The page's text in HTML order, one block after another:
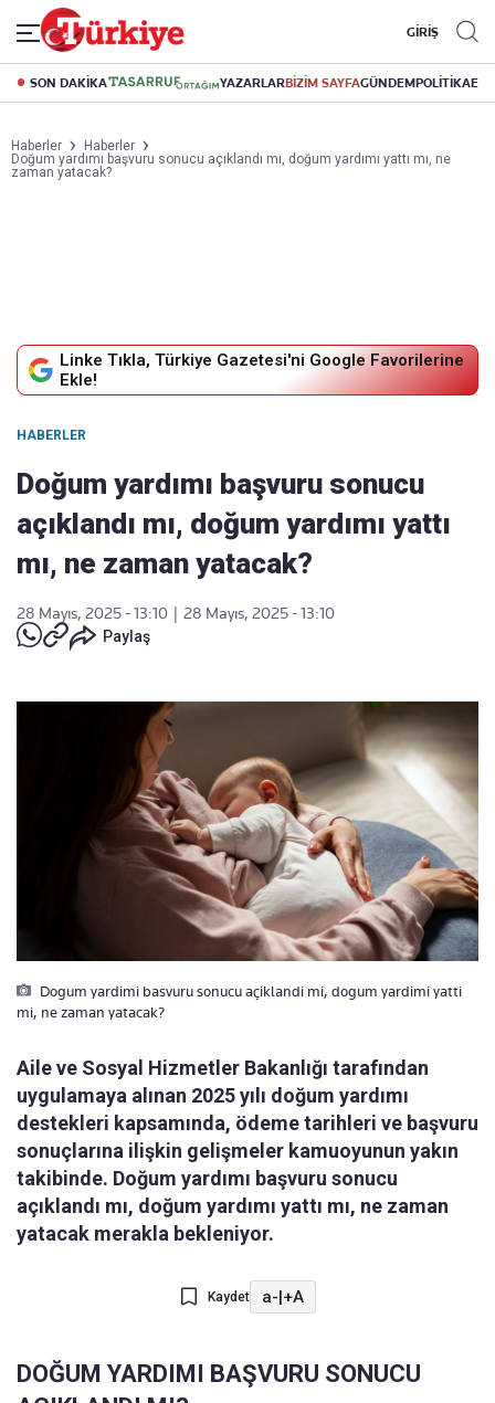
GİRİŞ
SON DAKİKA YAZARLARBİZİM SAYFAGÜNDEMPOLİTİKA
Haberler
Haberler
Doğum yardımı başvuru sonucu açıklandı mı, doğum yardımı yattı mı, ne
zaman yatacak?
Linke Tıkla, Türkiye Gazetesi'ni Google Favorilerine
Ekle!
HABERLER
Doğum yardımı başvuru sonucu
açıklandı mı, doğum yardımı yattı
mı, ne zaman yatacak?
28 Mayıs, 2025 - 13:10
28 Mayıs, 2025 - 13:10
Paylaş
Dogum yardimi basvuru sonucu açiklandi mi, dogum yardimi yatti
mi, ne zaman yatacak?
Aile ve Sosyal Hizmetler Bakanlığı tarafından
uygulamaya alınan 2025 yılı doğum yardımı
destekleri kapsamında, ödeme tarihleri ve başvuru
sonuçlarına ilişkin gelişmeler kamuoyunun yakın
takibinde. Doğum yardımı başvuru sonucu
açıklandı mı, doğum yardımı yattı mı, ne zaman
yatacak merakla bekleniyor.
Kaydet a-|+A
DOĞUM YARDIMI BAŞVURU SONUCU